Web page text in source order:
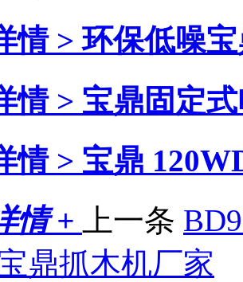
情 >环保低噪
情 > 宝鼎固定
情 > 宝鼎
情 +
上一条
鼎抓木机厂家